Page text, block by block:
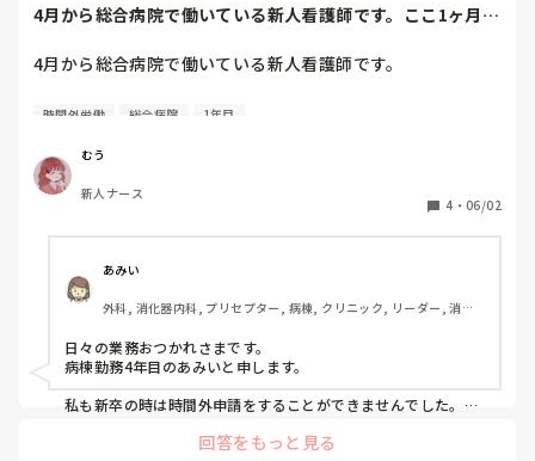
4月から総合病院で働いている新人看護師です。ここ1ヶ月間
4月から総合病院で働いている新人看護師です。
ここ1ヶ月間ずっと19.20時まで働いていることが当たり前に
時間外労働を書く紙があるのですが、新人用の紙すらありま
せん。2年目~の先輩や看護助手さんのはあります（みんな書
いてます）
か、、？
最近心のほうが疲れてきており、毎日指導を受けても覚えよ
う！という気持ちになれず、やる気のない新人に見えてると
また、患者さんにいつも笑顔で振舞ってたのが何故か明るく
接することが出来なくなってます。
前は患者さんと話すのが楽しかったんです、、
嬉しい、楽しいという感情がすり減ってる気がするんです…
時間外労働 総合病院 1年目
むう
新人ナース
4 ・ 06/02
あみい
外科, 消化器内科, プリセプター, 病棟, クリニック, リーダー, 消化
日々の業務おつかれさまです。
病棟勤務4年目のあみいと申します。
私も新卒の時は時間外申請をすることができませんでした。先
と言われ、私も19時ごろまでサービスで業務をしていました。
回答をもっと見る